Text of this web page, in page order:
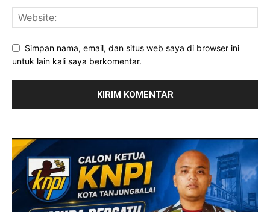
Simpan nama, email, dan situs web saya di browser ini
untuk lain kali saya berkomentar.